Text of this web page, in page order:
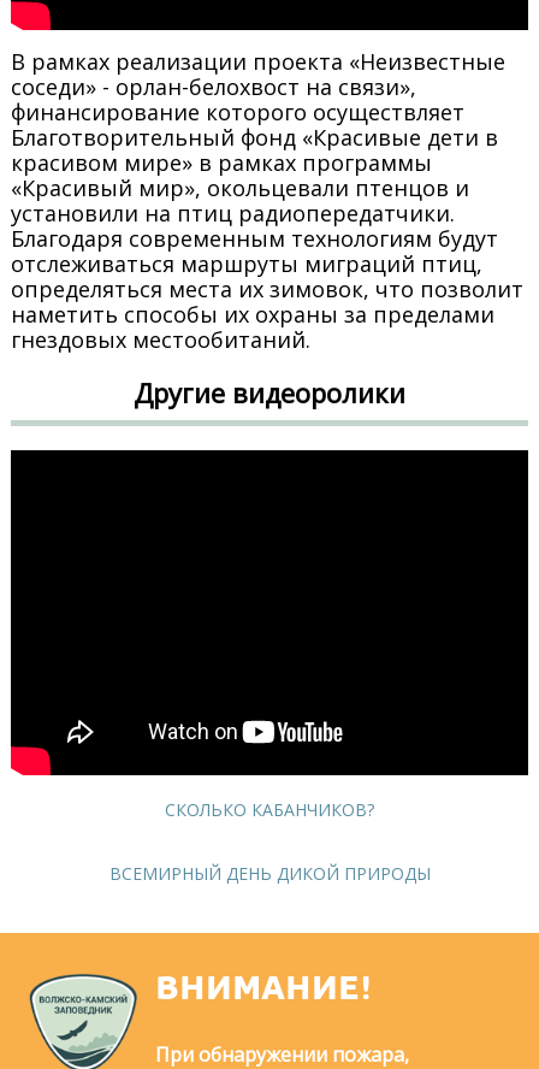
В рамках реализации проекта «Неизвестные
соседи» - орлан-белохвост на связи»,
финансирование которого осуществляет
Благотворительный фонд «Красивые дети в
красивом мире» в рамках программы
«Красивый мир», окольцевали птенцов и
установили на птиц радиопередатчики.
Благодаря современным технологиям будут
отслеживаться маршруты миграций птиц,
определяться места их зимовок, что позволит
наметить способы их охраны за пределами
гнездовых местообитаний.
Другие видеоролики
СКОЛЬКО КАБАНЧИКОВ?
ВСЕМИРНЫЙ ДЕНЬ ДИКОЙ ПРИРОДЫ
ВНИМАНИЕ!
При обнаружении пожара,